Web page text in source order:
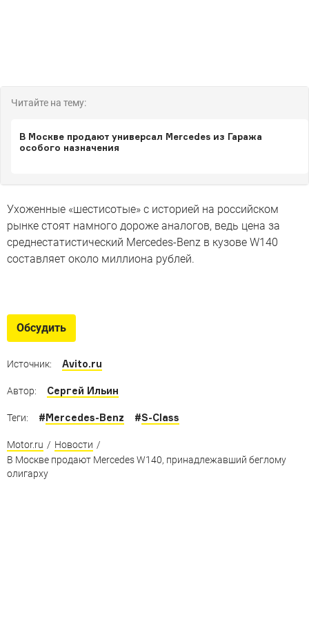
Читайте на тему:
В Москве продают универсал Mercedes из Гаража
особого назначения
Ухоженные «шестисотые» с историей на российском
рынке стоят намного дороже аналогов, ведь цена за
среднестатистический Mercedes-Benz в кузове W140
составляет около миллиона рублей.
Электрические концепты «трехлучевой звезды»,
некоторые из которых станут серийными, а другие
Обсудить
Источник: Avito.ru
Автор: Сергей Ильин
Теги: #Mercedes-Benz #S-Class
Motor.ru / Новости /
В Москве продают Mercedes W140, принадлежавший беглому
олигарху